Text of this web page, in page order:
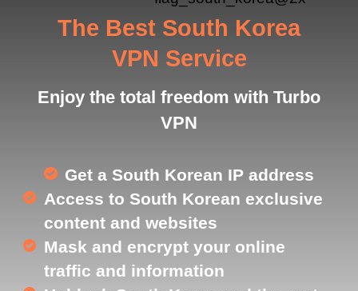
The Best South Korea
VPN Service
Enjoy the total freedom with Turbo
VPN
Get a South Korean IP address
Access to South Korean exclusive
content and websites
Mask and encrypt your online
traffic and information